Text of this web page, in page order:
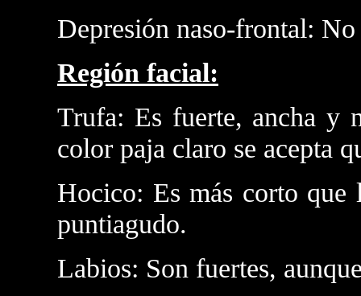
Depresión naso-frontal:
Región facial:
Trufa: Es fuerte, ancha y
color paja claro se acepta
Hocico: Es más corto
puntiagudo.
Labios: Son fuertes,